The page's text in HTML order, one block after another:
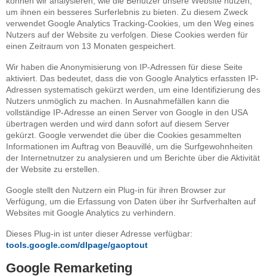
um ihnen ein besseres Surferlebnis zu bieten. Zu diesem Zweck
verwendet Google Analytics Tracking-Cookies, um den Weg eines
Nutzers auf der Website zu verfolgen. Diese Cookies werden für
einen Zeitraum von 13 Monaten gespeichert.
Wir haben die Anonymisierung von IP-Adressen für diese Seite
aktiviert. Das bedeutet, dass die von Google Analytics erfassten IP-
Adressen systematisch gekürzt werden, um eine Identifizierung des
Nutzers unmöglich zu machen. In Ausnahmefällen kann die
vollständige IP-Adresse an einen Server von Google in den USA
übertragen werden und wird dann sofort auf diesem Server
gekürzt. Google verwendet die über die Cookies gesammelten
Informationen im Auftrag von Beauvillé, um die Surfgewohnheiten
der Internetnutzer zu analysieren und um Berichte über die Aktivität
der Website zu erstellen.
Google stellt den Nutzern ein Plug-in für ihren Browser zur
Verfügung, um die Erfassung von Daten über ihr Surfverhalten auf
Websites mit Google Analytics zu verhindern.
Dieses Plug-in ist unter dieser Adresse verfügbar:
tools.google.com/dlpage/gaoptout
Google Remarketing